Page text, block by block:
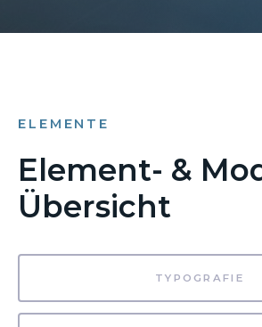
ELEMENTE
Element- &
Übersicht
TYPOGRAFIE